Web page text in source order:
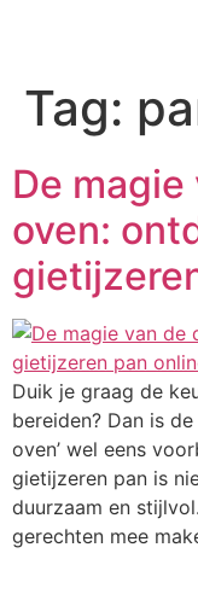
Tag:
De
oven:
Duik je graag de
bereiden? Dan is
oven’ wel eens
gietijzeren pan is
duurzaam en
gerechten mee